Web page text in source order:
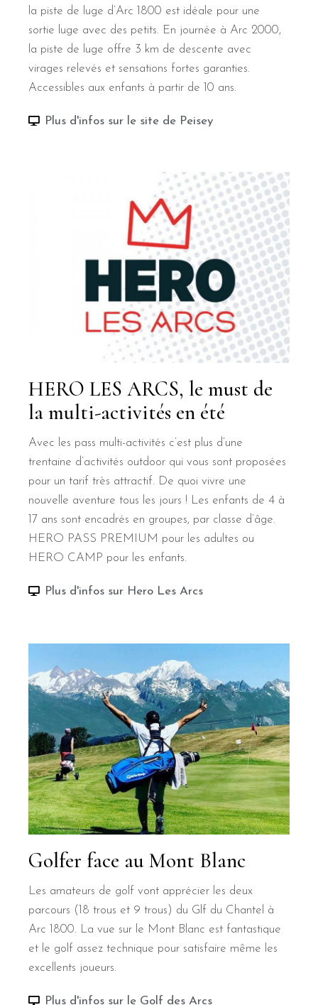
la piste de luge d’Arc 1800 est idéale pour une
sortie luge avec des petits. En journée à Arc 2000,
la piste de luge offre 3 km de descente avec
virages relevés et sensations fortes garanties.
Accessibles aux enfants à partir de 10 ans.
Plus d'infos sur le site de Peisey
HERO LES ARCS, le must de
la multi-activités en été
Avec les pass multi-activités c’est plus d’une
trentaine d’activités outdoor qui vous sont proposées
pour un tarif très attractif. De quoi vivre une
nouvelle aventure tous les jours ! Les enfants de 4 à
17 ans sont encadrés en groupes, par classe d’âge.
HERO PASS PREMIUM pour les adultes ou
HERO CAMP pour les enfants.
Plus d'infos sur Hero Les Arcs
Golfer face au Mont Blanc
Les amateurs de golf vont apprécier les deux
parcours (18 trous et 9 trous) du Glf du Chantel à
Arc 1800. La vue sur le Mont Blanc est fantastique
et le golf assez technique pour satisfaire même les
excellents joueurs.
Plus d'infos sur le Golf des Arcs